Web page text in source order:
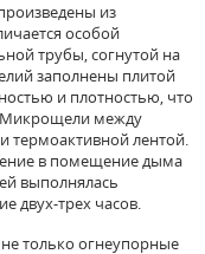
из
особой
трубы, согнутой на
заполнены плитой
и плотностью, что
Микрощели между
термоактивной лентой.
в помещение дыма
выполнялась
двух-трех часов.
только огнеупорные